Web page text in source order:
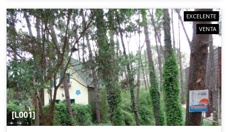
[L001]
EXCELENTE
VENTA